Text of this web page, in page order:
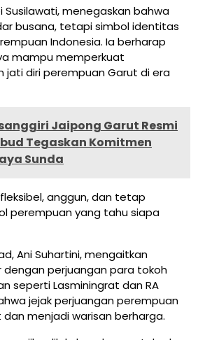
Susilawati, menegaskan bahwa
busana, tetapi simbol identitas
Indonesia. Ia berharap
mampu memperkuat
jati diri perempuan Garut di era
Jaipong Garut Resmi
Tegaskan Komitmen
Sunda
anggun, dan tetap
perempuan yang tahu siapa
Ani Suhartini, mengaitkan
dengan perjuangan para tokoh
seperti Lasminingrat dan RA
jejak perjuangan perempuan
menjadi warisan berharga.